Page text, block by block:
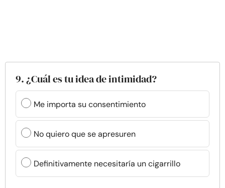
9. ¿Cuál es tu idea de intimidad?
Me importa su consentimiento
No quiero que se apresuren
Definitivamente necesitaría un cigarrillo